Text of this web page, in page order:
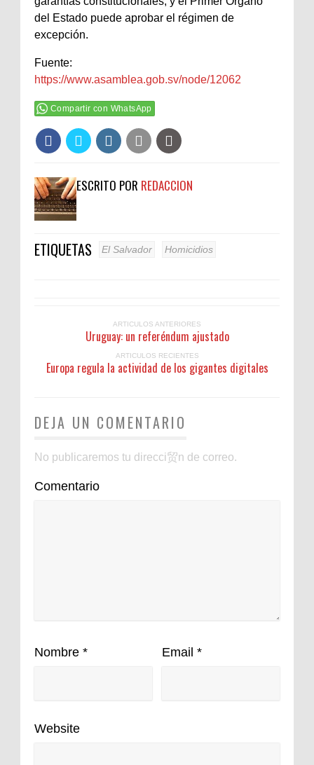
del Estado puede aprobar el régimen de
excepción.
Fuente:
https://www.asamblea.gob.sv/node/12062
Compartir con WhatsApp
ESCRITO POR REDACCION
ETIQUETAS El Salvador Homicidios
ARTICULOS ANTERIORES
Uruguay: un referéndum ajustado
ARTICULOS RECIENTES
Europa regula la actividad de los gigantes digitales
DEJA UN COMENTARIO
No publicaremos tu direcci贸n de correo.
Comentario
Nombre * Email *
Website